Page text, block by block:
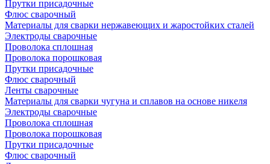
Прутки присадочные
Флюс сварочный
Материалы для сварки нержавеющих и жаростойких сталей
Электроды сварочные
Проволока сплошная
Проволока порошковая
Прутки присадочные
Флюс сварочный
Ленты сварочные
Материалы для сварки чугуна и сплавов на основе никеля
Электроды сварочные
Проволока сплошная
Проволока порошковая
Прутки присадочные
Флюс сварочный